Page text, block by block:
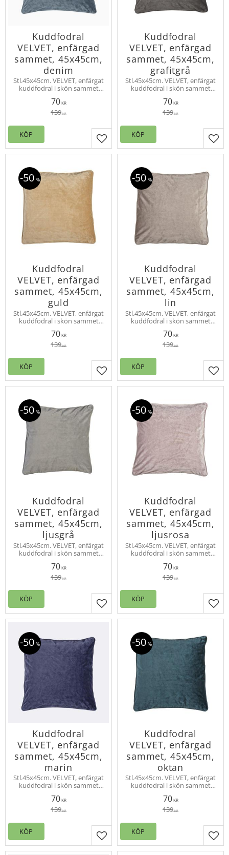
Kuddfodral
VELVET, enfärgad
sammet, 45x45cm,
denim
Stl.45x45cm. VELVET, enfärgat
kuddfodral i skön sammet
Innerkudde köps separat.
Velvet finns även som
70KR
139KR
Lägg till i favoriter
KÖP
Kuddfodral
VELVET, enfärgad
sammet, 45x45cm,
grafitgrå
Stl.45x45cm. VELVET, enfärgat
kuddfodral i skön sammet
Innerkudde köps separat.
Velvet finns även som
70KR
139KR
KÖP
Kuddfodral
VELVET, enfärgad
sammet, 45x45cm,
guld
Stl.45x45cm. VELVET, enfärgat
kuddfodral i skön sammet
med vacker lyster.
Innerkudde köps separat.
Velvet finns även som
70KR
139KR
50 %
Lägg till i favoriter
KÖP
Kuddfodral
VELVET, enfärgad
sammet, 45x45cm,
lin
Stl.45x45cm. VELVET, enfärgat
kuddfodral i skön sammet
med vacker lyster.
Innerkudde köps separat.
Velvet finns även som
70KR
139KR
50 %
KÖP
Kuddfodral
VELVET, enfärgad
sammet, 45x45cm,
ljusgrå
Stl.45x45cm. VELVET, enfärgat
kuddfodral i skön sammet
Innerkudde köps separat.
Velvet finns även som
70KR
139KR
50 %
Lägg till i favoriter
KÖP
Kuddfodral
VELVET, enfärgad
sammet, 45x45cm,
ljusrosa
Stl.45x45cm. VELVET, enfärgat
kuddfodral i skön sammet
Innerkudde köps separat.
Velvet finns även som
70KR
139KR
50 %
KÖP
Kuddfodral
VELVET, enfärgad
sammet, 45x45cm,
marin
Stl.45x45cm. VELVET, enfärgat
kuddfodral i skön sammet
Innerkudde köps separat.
Velvet finns även som
70KR
139KR
50 %
Lägg till i favoriter
KÖP
Kuddfodral
VELVET, enfärgad
sammet, 45x45cm,
oktan
Stl.45x45cm. VELVET, enfärgat
kuddfodral i skön sammet
Innerkudde köps separat.
Velvet finns även som
70KR
139KR
50 %
KÖP